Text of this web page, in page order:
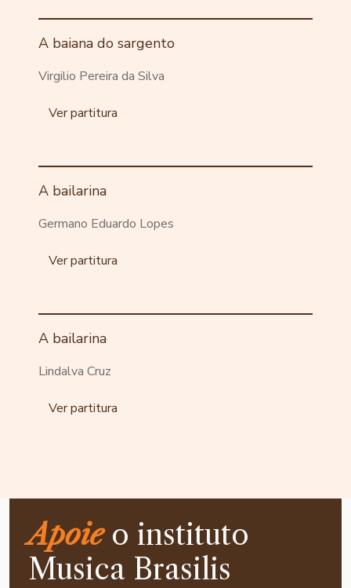
A baiana do sargento
Virgilio Pereira da Silva
Ver partitura
A bailarina
Germano Eduardo Lopes
Ver partitura
A bailarina
Lindalva Cruz
Ver partitura
Apoieo instituto
Musica Brasilis